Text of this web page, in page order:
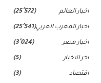
اخبار العالم (25٬572)
اخبار المغرب العربي(25٬541)
اخبار مصر (3٬024)
اخر الاخبار (5)
اقتصاد (3)